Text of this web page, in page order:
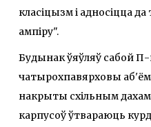
класіцызм і адносіцца да
ампіру".
Будынак ўяўляў сабой
чатырохпавярховы аб'ём
накрыты схільным
карпусоў ўтвараюць